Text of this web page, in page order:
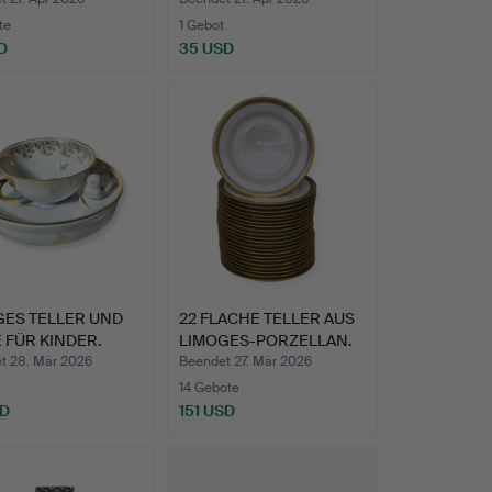
1 Gebot
35 USD
TELLER UND
FÜR KINDER.
28. Mär 2026
22 FLACHE TELLER AUS
LIMOGES-PORZELLAN.
GO…
Beendet 27. Mär 2026
14 Gebote
151 USD